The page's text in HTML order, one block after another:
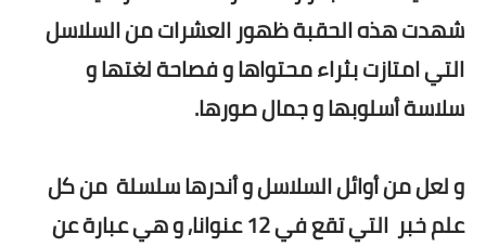
شهدت هذه الحقبة ظهور العشرات من السلاسل
التي امتازت بثراء محتواها و فصاحة لغتها و
سلاسة أسلوبها و جمال صورها.
و لعل من أوائل السلاسل و أندرها سلسلة من كل
علم خبر التي تقع في 12 عنوانا, و هي عبارة عن